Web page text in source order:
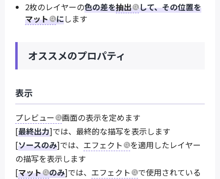
2枚のレイヤーの色の差を抽出
して、その位置を
マット
にします
オススメのプロパティ
表示
プレビュー
画面の表示を定めます
[最終出力]では、最終的な描写を表示します
[ソースのみ]では、 エフェクト
を適用したレイヤー
の描写を表示します
[マット のみ]では、 エフェクト
で使用されている